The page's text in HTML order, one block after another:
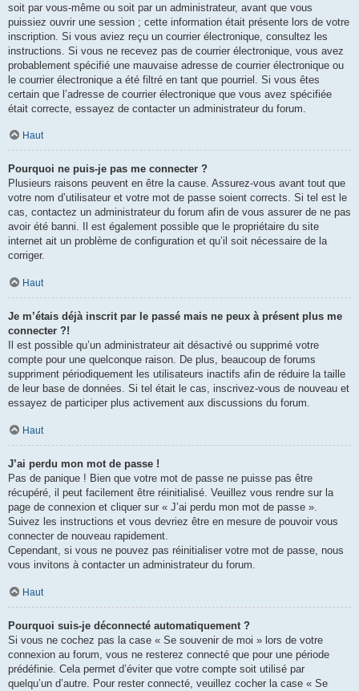
soit par vous-même ou soit par un administrateur, avant que vous
puissiez ouvrir une session ; cette information était présente lors de votre
inscription. Si vous aviez reçu un courrier électronique, consultez les
instructions. Si vous ne recevez pas de courrier électronique, vous avez
probablement spécifié une mauvaise adresse de courrier électronique ou
le courrier électronique a été filtré en tant que pourriel. Si vous êtes
certain que l’adresse de courrier électronique que vous avez spécifiée
était correcte, essayez de contacter un administrateur du forum.
Haut
Pourquoi ne puis-je pas me connecter ?
Plusieurs raisons peuvent en être la cause. Assurez-vous avant tout que
votre nom d’utilisateur et votre mot de passe soient corrects. Si tel est le
cas, contactez un administrateur du forum afin de vous assurer de ne pas
avoir été banni. Il est également possible que le propriétaire du site
internet ait un problème de configuration et qu’il soit nécessaire de la
corriger.
Haut
Je m’étais déjà inscrit par le passé mais ne peux à présent plus me
connecter ?!
Il est possible qu’un administrateur ait désactivé ou supprimé votre
compte pour une quelconque raison. De plus, beaucoup de forums
suppriment périodiquement les utilisateurs inactifs afin de réduire la taille
de leur base de données. Si tel était le cas, inscrivez-vous de nouveau et
essayez de participer plus activement aux discussions du forum.
Haut
J’ai perdu mon mot de passe !
Pas de panique ! Bien que votre mot de passe ne puisse pas être
récupéré, il peut facilement être réinitialisé. Veuillez vous rendre sur la
page de connexion et cliquer sur « J’ai perdu mon mot de passe ».
Suivez les instructions et vous devriez être en mesure de pouvoir vous
connecter de nouveau rapidement.
Cependant, si vous ne pouvez pas réinitialiser votre mot de passe, nous
vous invitons à contacter un administrateur du forum.
Haut
Pourquoi suis-je déconnecté automatiquement ?
Si vous ne cochez pas la case « Se souvenir de moi » lors de votre
connexion au forum, vous ne resterez connecté que pour une période
prédéfinie. Cela permet d’éviter que votre compte soit utilisé par
quelqu’un d’autre. Pour rester connecté, veuillez cocher la case « Se